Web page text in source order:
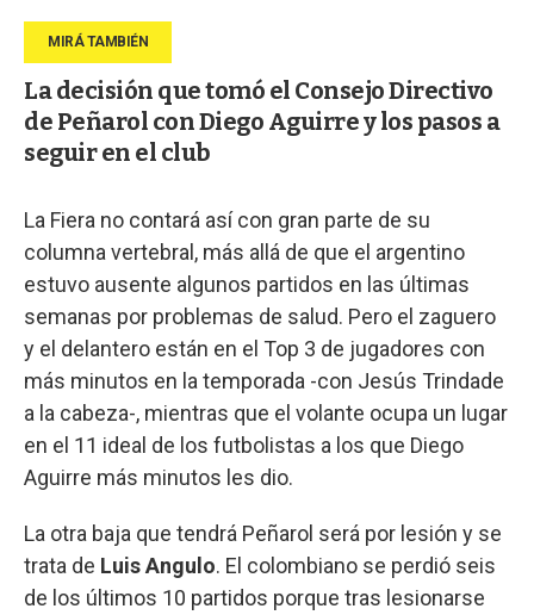
La decisión que tomó el Consejo Directivo
de Peñarol con Diego Aguirre y los pasos a
seguir en el club
La Fiera no contará así con gran parte de su
columna vertebral, más allá de que el argentino
estuvo ausente algunos partidos en las últimas
semanas por problemas de salud. Pero el zaguero
y el delantero están en el Top 3 de jugadores con
más minutos en la temporada -con Jesús Trindade
a la cabeza-, mientras que el volante ocupa un lugar
en el 11 ideal de los futbolistas a los que Diego
Aguirre más minutos les dio.
La otra baja que tendrá Peñarol será por lesión y se
trata de Luis Angulo. El colombiano se perdió seis
de los últimos 10 partidos porque tras lesionarse